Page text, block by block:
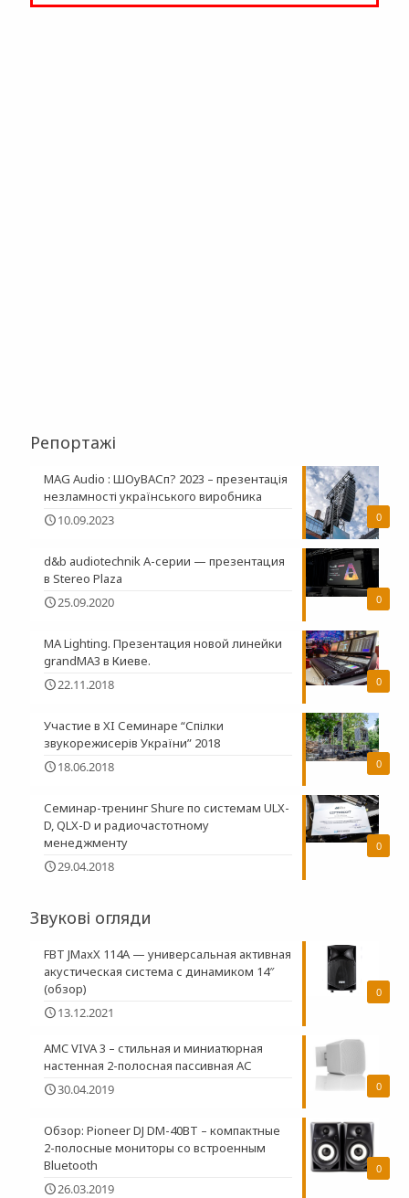
Репортажі
0
MAG Audio : ШОуВАСп? 2023 – презентація
незламності українського виробника
10.09.2023
0
d&b audiotechnik A-серии — презентация
в Stereo Plaza
25.09.2020
0
MA Lighting. Презентация новой линейки
grandMA3 в Киеве.
22.11.2018
0
Участие в XI Семинаре “Спілки
звукорежисерів України” 2018
18.06.2018
0
Семинар-тренинг Shure по системам ULX-
D, QLX-D и радиочастотному
менеджменту
29.04.2018
Звукові огляди
0
FBT JMaxX 114A — универсальная активная
акустическая система с динамиком 14″
(обзор)
13.12.2021
0
AMC VIVA 3 – стильная и миниатюрная
настенная 2-полосная пасcивная АС
30.04.2019
0
Обзор: Pioneer DJ DM-40BT – компактные
2-полосные мониторы со встроенным
Bluetooth
26.03.2019